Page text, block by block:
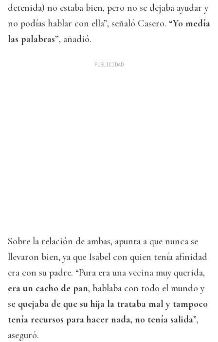
detenida) no estaba bien, pero no se dejaba ayudar y
no podías hablar con ella”, señaló Casero. “Yo medía
las palabras”, añadió.
Sobre la relación de ambas, apunta a que nunca se
llevaron bien, ya que Isabel con quien tenía afinidad
era con su padre. “Pura era una vecina muy querida,
era un cacho de pan, hablaba con todo el mundo y
se quejaba de que su hija la trataba mal y tampoco
tenía recursos para hacer nada, no tenía salida”,
aseguró.